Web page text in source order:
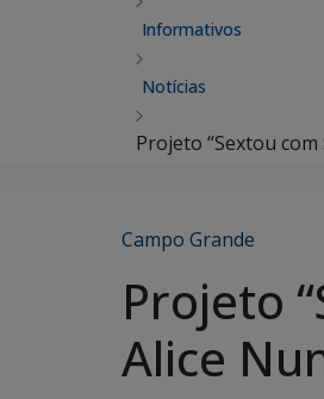
Informativos
Notícias
Projeto “Sextou
Campo Grande
Projeto
Alice